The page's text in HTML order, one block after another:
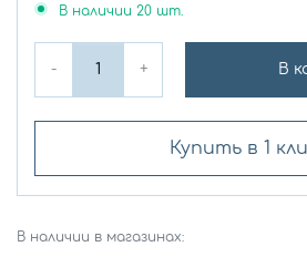
В наличии 20 шт.
- + В
Купить в 1
В наличии в магазинах: